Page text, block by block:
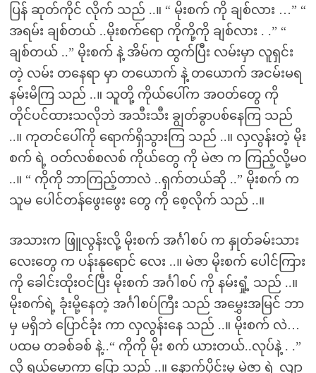
ပြန် ဆုတ်ကိုင် လိုက် သည် ..။ “ မိုးစက် ကို ချစ်လား …” “
အရမ်း ချစ်တယ် ..မိုးစက်ရော ကိုကို့ကို ချစ်လား . .” “
ချစ်တယ် ..” မိုးစက် နဲ့ အိမ်က ထွက်ပြီး လမ်းမှာ လူရှင်း
တဲ့ လမ်း တနေရာ မှာ တယောက် နဲ့ တယောက် အငမ်းမရ
နမ်းမိကြ သည် ..။ သူတို့ ကိုယ်ပေါ်က အဝတ်တွေ ကို
တိုင်ပင်ထားသလိုဘဲ အသီးသီး ချွတ်ခွာပစ်နေကြ သည်
..။ ကုတင်ပေါ်ကို ရောက်ရှိသွားကြ သည် ..။ လှလွန်းတဲ့ မိုး
စက် ရဲ့ ဝတ်လစ်စလစ် ကိုယ်တွေ ကို မဲဇာ က ကြည့်လို့မ၀
..။ “ ကိုကို ဘာကြည့်တာလဲ ..ရှက်တယ်ဆို ..” မိုးစက် က
သူမ ပေါင်တန်ဖွေးဖွေး တွေ ကို စေ့လိုက် သည် ..။
အသားက ဖြူလွန်းလို့ မိုးစက် အင်္ဂါစပ် က နှုတ်ခမ်းသား
လေးတွေ က ပန်းနုရောင် လေး ..။ မဲဇာ မိုးစက် ပေါင်ကြား
ကို ခေါင်းထိုးဝင်ပြီး မိုးစက် အင်္ဂါစပ် ကို နမ်းရှုံ့ သည် ..။
မိုးစက်ရဲ့ ခုံးမို့နေတဲ့ အင်္ဂါစပ်ကြီး သည် အမွှေးအမြင် ဘာ
မှ မရှိဘဲ ပြောင်ခုံး ကာ လှလွန်းနေ သည် ..။ မိုးစက် လဲ…
ပထမ တခစ်ခစ် နဲ့..“ ကိုကို မိုး စက် ယားတယ်..လုပ်နဲ့ . .”
လို့ ရယ်မောကာ ပြော သည် ..။ နောက်ပိုင်းမှ မဲဇာ ရဲ့ လျာ